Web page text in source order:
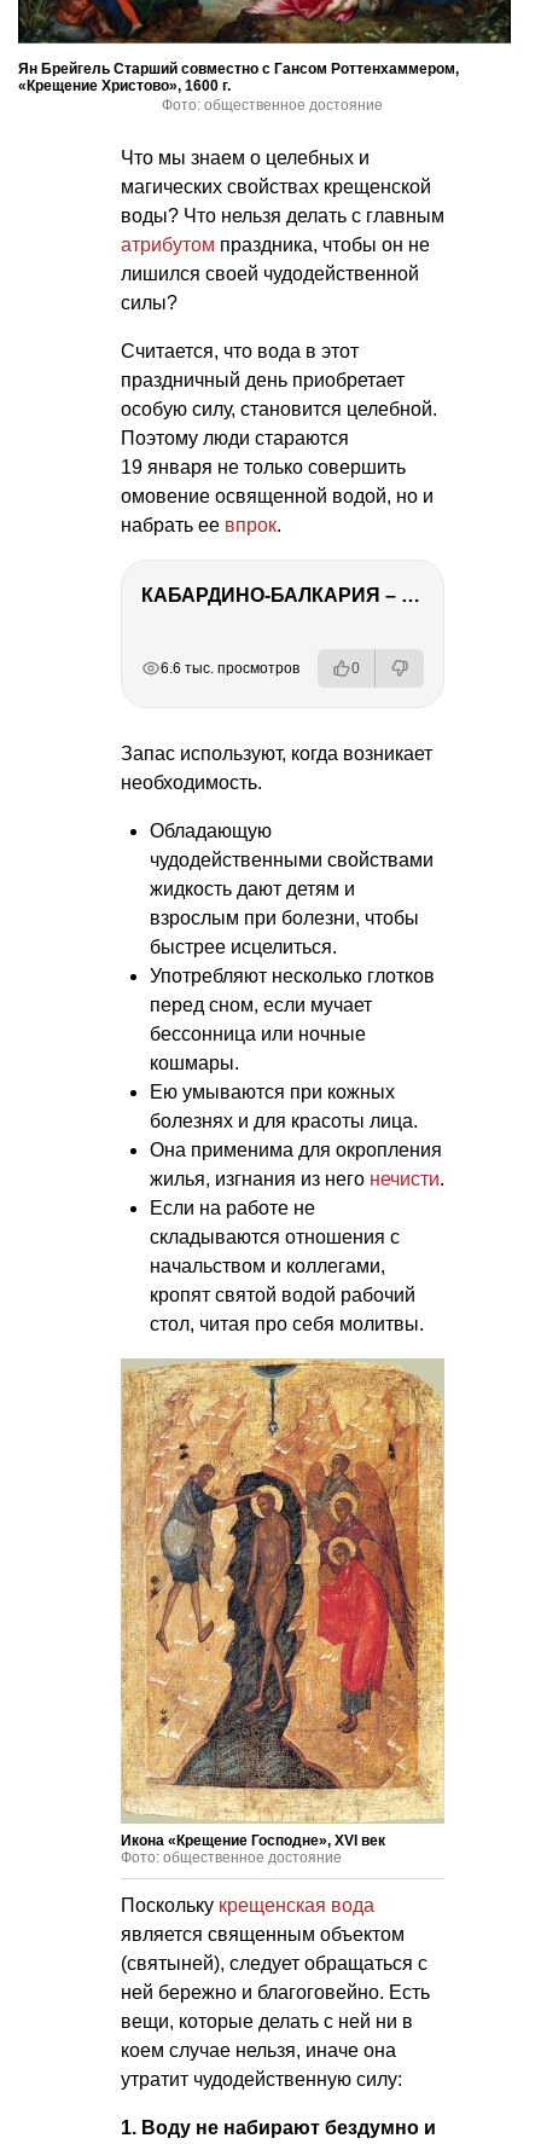
Ян Брейгель Старший совместно с Гансом Роттенхаммером,
«Крещение Христово», 1600 г.
Фото: общественное достояние
Что мы знаем о целебных и
магических свойствах крещенской
воды? Что нельзя делать с главным
атрибутом праздника, чтобы он не
лишился своей чудодейственной
силы?
Считается, что вода в этот
праздничный день приобретает
особую силу, становится целебной.
Поэтому люди стараются
19 января не только совершить
омовение освященной водой, но и
набрать ее впрок.
КАБАРДИНО-БАЛКАРИЯ – ПУТЕШЕСТВИЕ НА КАВКАЗ часть 3
6.6 тыс. просмотров 0
Запас используют, когда возникает
необходимость.
Обладающую
чудодейственными свойствами
жидкость дают детям и
взрослым при болезни, чтобы
быстрее исцелиться.
Употребляют несколько глотков
перед сном, если мучает
бессонница или ночные
кошмары.
Ею умываются при кожных
болезнях и для красоты лица.
Она применима для окропления
жилья, изгнания из него нечисти.
Если на работе не
складываются отношения с
начальством и коллегами,
кропят святой водой рабочий
стол, читая про себя молитвы.
Икона «Крещение Господне», XVI век
Фото: общественное достояние
Поскольку крещенская вода
является священным объектом
(святыней), следует обращаться с
ней бережно и благоговейно. Есть
вещи, которые делать с ней ни в
коем случае нельзя, иначе она
утратит чудодейственную силу:
1. Воду не набирают бездумно и